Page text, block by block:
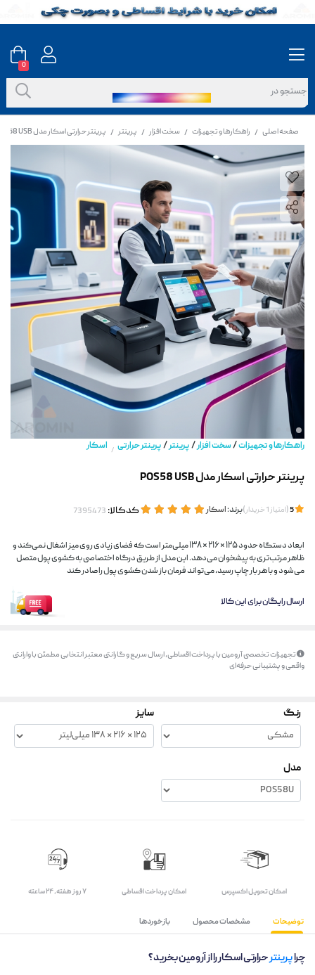
صفحه اصلی / راهکارها و تجهیزات / سخت افزار / پرینتر / پرینتر حرارتی اسکار مدل POS58 USB
راهکارها و تجهیزات/سخت افزار/پرینتر/پرینتر حرارتی / اسکار
پرینتر حرارتی اسکار مدل POS58 USB
(امتیاز1خریدار)برند:اسکار کدکالا:
ابعاد دستگاه حدود ۱۲۵ × ۲۱۶ × ۱۳۸ میلی‌متر است که فضای زیادی روی میز اشغال نمی‌کند و
ظاهر مرتب‌تری به پیشخوان می‌دهد. این مدل از طریق درگاه اختصاصی به کشوی پول متصل
می‌شود و با هر بار چاپ رسید، می‌تواند فرمان باز شدن کشوی پول را صادر کند
ارسال رایگان برای این کالا
تجهیزات تخصصی آرومین با پرداخت اقساطی، ارسال سریع و گارانتی معتبر انتخابی مطمئن با وارانتی
واقعی و پشتیبانی حرفه‌ای
رنگ سایز
مدل
اﻣﮑﺎن ﺗﺤﻮﯾﻞ اﮐﺴﭙﺮس امکان پرداخت اقساطی ۷ روز ﻫﻔﺘﻪ، ۲۴ ﺳﺎﻋﺘﻪ
توضیحات مشخصات محصول بازخوردها
چراپرینترحرارتی اسکار را از آرومین بخرید؟
0